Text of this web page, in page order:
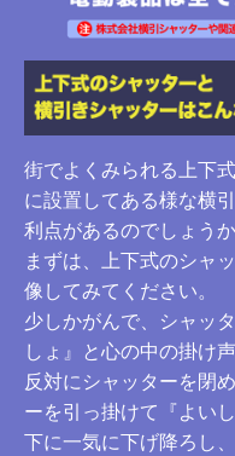
街でよくみられる上下
に設置してある様な横
利点があるのでしょう
まずは、上下式のシャ
像してみてください。
少しかがんで、シャッ
しょ』と心の中の掛け
反対にシャッターを閉
ーを引っ掛けて『よい
下に一気に下げ降ろし